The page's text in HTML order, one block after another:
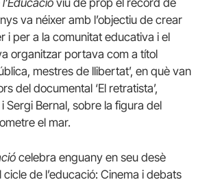
va néixer amb l’objectiu de crear
i per a la comunitat educativa i el
organitzar portava com a títol
mestres de llibertat’, en què van
del documental ‘El retratista’,
Sergi Bernal, sobre la figura del
el mar.
celebra enguany en seu desè
cicle de l’educació: Cinema i debats